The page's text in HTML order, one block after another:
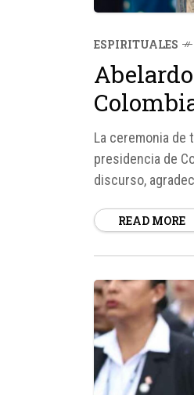
ESPIRITUALES
La ceremonia de
presidencia de
discurso,
READ MORE